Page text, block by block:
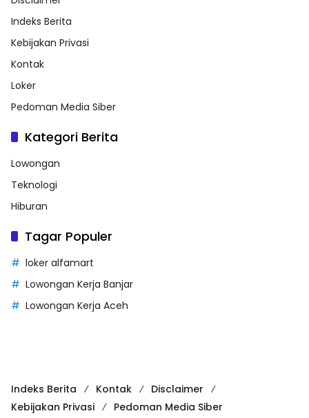
Indeks Berita
Kebijakan Privasi
Kontak
Loker
Pedoman Media Siber
Kategori Berita
Lowongan
Teknologi
Hiburan
Tagar Populer
loker alfamart
Lowongan Kerja Banjar
Lowongan Kerja Aceh
Indeks Berita Kontak
Disclaimer
Kebijakan Privasi
Pedoman Media Siber